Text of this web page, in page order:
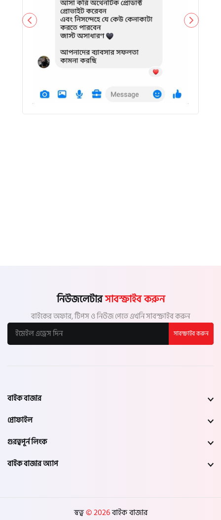
নিউজলেটারসাবস্ক্রাইব করুন
বাইকের অফার, টিপস ও নিউজ পেতে এখনি সাবস্ক্রাইব করুন
সাবস্ক্রাইব করুন
বাইক বাজার
প্রোফাইল
গুরত্বপূর্ন লিংক
বাইক বাজার অ্যাপ
স্বত্ব© 2026বাইক বাজার